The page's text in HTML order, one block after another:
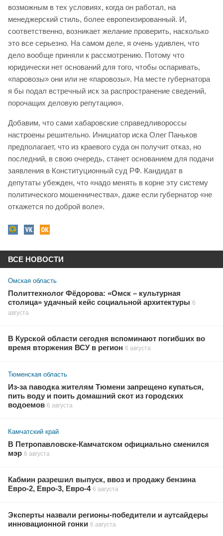
возможным в тех условиях, когда он работал, на
менеджерский стиль, более европеизированный. И,
соответственно, возникает желание проверить, насколько
это все серьезно. На самом деле, я очень удивлен, что
дело вообще приняли к рассмотрению. Потому что
юридически нет оснований для того, чтобы оспаривать,
«паровозы» они или не «паровозы». На месте губернатора
я бы подал встречный иск за распространение сведений,
порочащих деловую репутацию».
Добавим, что сами хабаровские справедливороссы
настроены решительно. Инициатор иска Олег Паньков
предполагает, что из краевого суда он получит отказ, но
последний, в свою очередь, станет основанием для подачи
заявления в Конституционный суд РФ. Кандидат в
депутаты убежден, что «надо менять в корне эту систему
политического мошенничества», даже если губернатор «не
откажется по доброй воле».
ВСЕ НОВОСТИ
Омская область
Политтехнолог Фёдорова: «Омск – культурная
столица» удачный кейс социальной архитектуры 6
августа
В Курской области сегодня вспоминают погибших во
время вторжения ВСУ в регион 6 августа
Тюменская область
Из-за паводка жителям Тюмени запрещено купаться,
пить воду и поить домашний скот из городских
водоемов 6 августа
Камчатский край
В Петропавловске-Камчатском официально сменился
мэр 6 августа
Кабмин разрешил выпуск, ввоз и продажу бензина
Евро-2, Евро-3, Евро-4 6 августа
Эксперты назвали регионы-победители и аутсайдеры
инновационной гонки 6 августа